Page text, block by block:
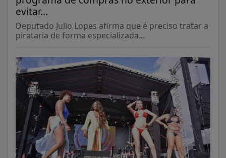
evitar...
Deputado Julio Lopes afirma que é preciso tratar a
pirataria de forma especializada...